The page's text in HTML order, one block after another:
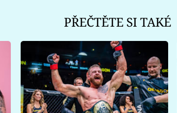
PŘEČTĚTE SI TAKÉ